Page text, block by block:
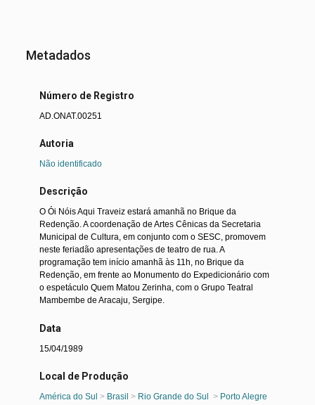
Metadados
Número de Registro
AD.ONAT.00251
Autoria
Não identificado
Descrição
O Ói Nóis Aqui Traveiz estará amanhã no Brique da
Redenção. A coordenação de Artes Cênicas da Secretaria
Municipal de Cultura, em conjunto com o SESC, promovem
neste feriadão apresentações de teatro de rua. A
programação tem início amanhã às 11h, no Brique da
Redenção, em frente ao Monumento do Expedicionário com
o espetáculo Quem Matou Zerinha, com o Grupo Teatral
Mambembe de Aracaju, Sergipe.
Data
15/04/1989
Local de Produção
América do Sul > Brasil > Rio Grande do Sul > Porto Alegre